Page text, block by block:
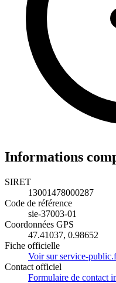
Informations
SIRET
13001478000287
Code de référence
sie-37003-01
Coordonnées GPS
47.41037, 0.98652
Fiche officielle
Voir sur service-
Contact officiel
Formulaire de contact